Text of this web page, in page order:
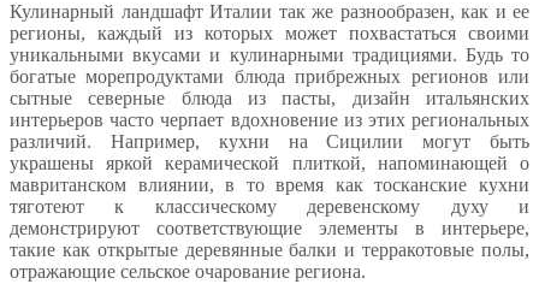
Кулинарный ландшафт Италии так же разнообразен, как и ее
регионы, каждый из которых может похвастаться своими
уникальными вкусами и кулинарными традициями. Будь то
богатые морепродуктами блюда прибрежных регионов или
сытные северные блюда из пасты, дизайн итальянских
интерьеров часто черпает вдохновение из этих региональных
различий. Например, кухни на Сицилии могут быть
украшены яркой керамической плиткой, напоминающей о
мавританском влиянии, в то время как тосканские кухни
тяготеют к классическому деревенскому духу и
демонстрируют соответствующие элементы в интерьере,
такие как открытые деревянные балки и терракотовые полы,
отражающие сельское очарование региона.